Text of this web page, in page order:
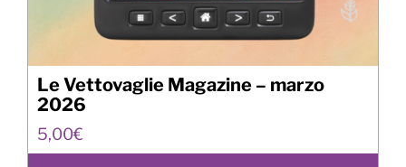
Le Vettovaglie Magazine – marzo
2026
5,00€